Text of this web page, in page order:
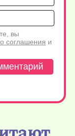
вы
соглашения и